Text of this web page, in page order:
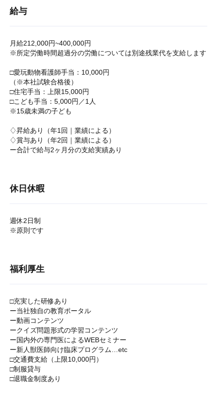
給与
月給212,000円~400,000円
※所定労働時間超過分の労働については別途残業代を支給します
□愛玩動物看護師手当：10,000円
（※本社試験合格後）
□住宅手当：上限15,000円
□こども手当：5,000円／1人
※15歳未満の子ども
♢昇給あり（年1回｜業績による）
♢賞与あり（年2回｜業績による）
ー合計で給与2ヶ月分の支給実績あり
休日休暇
週休2日制
※原則です
福利厚生
□充実した研修あり
ー当社独自の教育ポータル
ー動画コンテンツ
ークイズ問題形式の学習コンテンツ
ー国内外の専門医によるWEBセミナー
ー新人獣医師向け臨床プログラム…etc
□交通費支給（上限10,000円）
□制服貸与
□退職金制度あり